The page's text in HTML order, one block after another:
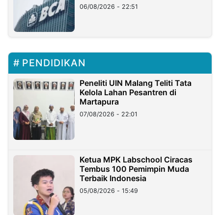
06/08/2026 - 22:51
PENDIDIKAN
Peneliti UIN Malang Teliti Tata
Kelola Lahan Pesantren di
Martapura
07/08/2026 - 22:01
Ketua MPK Labschool Ciracas
Tembus 100 Pemimpin Muda
Terbaik Indonesia
05/08/2026 - 15:49